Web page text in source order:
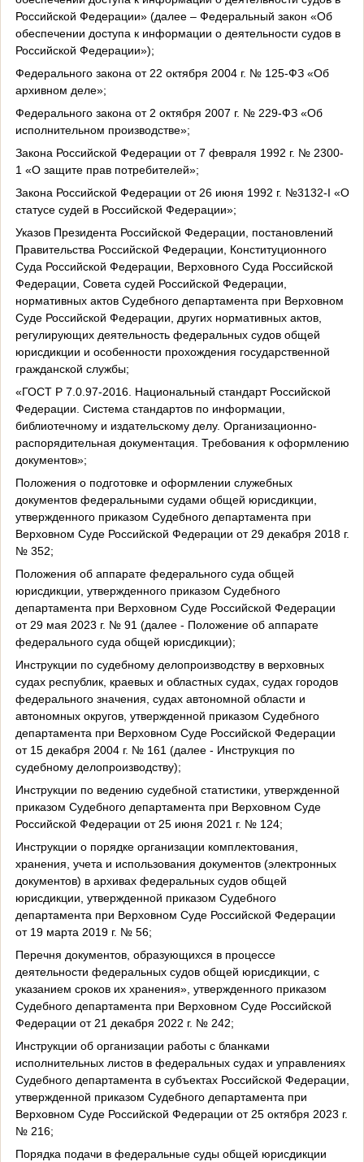
Российской Федерации» (далее – Федеральный закон «Об
обеспечении доступа к информации о деятельности судов в
Российской Федерации»);
Федерального закона от 22 октября 2004 г. № 125-ФЗ «Об
архивном деле»;
Федерального закона от 2 октября 2007 г. № 229-ФЗ «Об
исполнительном производстве»;
Закона Российской Федерации от 7 февраля 1992 г. № 2300-
1 «О защите прав потребителей»;
Закона Российской Федерации от 26 июня 1992 г. №3132-I «О
статусе судей в Российской Федерации»;
Указов Президента Российской Федерации, постановлений
Правительства Российской Федерации, Конституционного
Суда Российской Федерации, Верховного Суда Российской
Федерации, Совета судей Российской Федерации,
нормативных актов Судебного департамента при Верховном
Суде Российской Федерации, других нормативных актов,
регулирующих деятельность федеральных судов общей
юрисдикции и особенности прохождения государственной
гражданской службы;
«ГОСТ Р 7.0.97-2016. Национальный стандарт Российской
Федерации. Система стандартов по информации,
библиотечному и издательскому делу. Организационно-
распорядительная документация. Требования к оформлению
документов»;
Положения о подготовке и оформлении служебных
документов федеральными судами общей юрисдикции,
утвержденного приказом Судебного департамента при
Верховном Суде Российской Федерации от 29 декабря 2018 г.
№ 352;
Положения об аппарате федерального суда общей
юрисдикции, утвержденного приказом Судебного
департамента при Верховном Суде Российской Федерации
от 29 мая 2023 г. № 91 (далее - Положение об аппарате
федерального суда общей юрисдикции);
Инструкции по судебному делопроизводству в верховных
судах республик, краевых и областных судах, судах городов
федерального значения, судах автономной области и
автономных округов, утвержденной приказом Судебного
департамента при Верховном Суде Российской Федерации
от 15 декабря 2004 г. № 161 (далее - Инструкция по
судебному делопроизводству);
Инструкции по ведению судебной статистики, утвержденной
приказом Судебного департамента при Верховном Суде
Российской Федерации от 25 июня 2021 г. № 124;
Инструкции о порядке организации комплектования,
хранения, учета и использования документов (электронных
документов) в архивах федеральных судов общей
юрисдикции, утвержденной приказом Судебного
департамента при Верховном Суде Российской Федерации
от 19 марта 2019 г. № 56;
Перечня документов, образующихся в процессе
деятельности федеральных судов общей юрисдикции, с
указанием сроков их хранения», утвержденного приказом
Судебного департамента при Верховном Суде Российской
Федерации от 21 декабря 2022 г. № 242;
Инструкции об организации работы с бланками
исполнительных листов в федеральных судах и управлениях
Судебного департамента в субъектах Российской Федерации,
утвержденной приказом Судебного департамента при
Верховном Суде Российской Федерации от 25 октября 2023 г.
№ 216;
Порядка подачи в федеральные суды общей юрисдикции